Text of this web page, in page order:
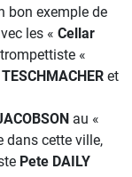
bon exemple de
les « Cellar
«
et
au «
dans cette ville,
Pete DAILY